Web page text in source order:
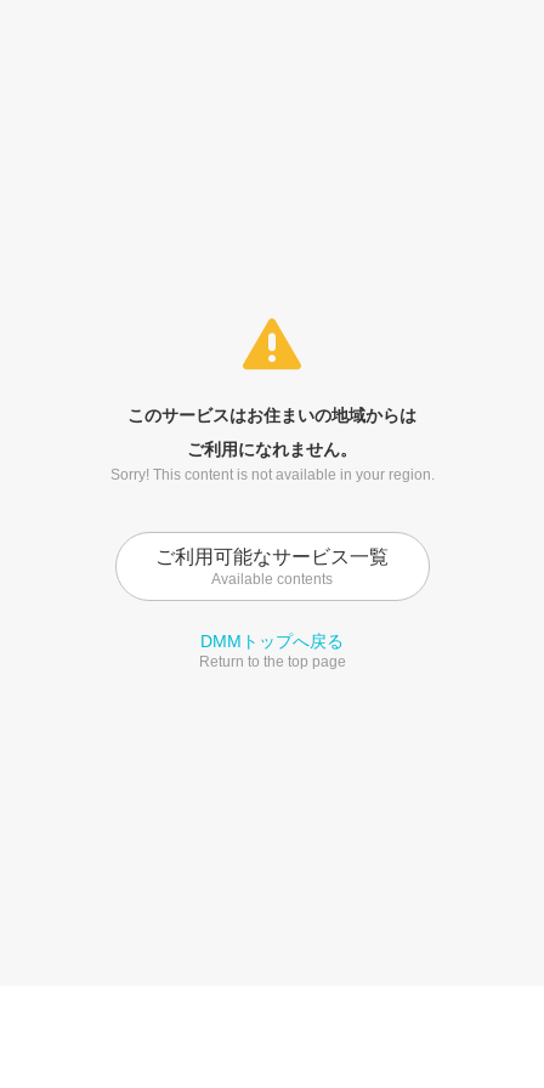
このサービスはお住まいの地域からは
ご利用になれません。
Sorry! This content is not available in your region.
ご利用可能なサービス一覧
Available contents
DMMトップへ戻る
Return to the top page